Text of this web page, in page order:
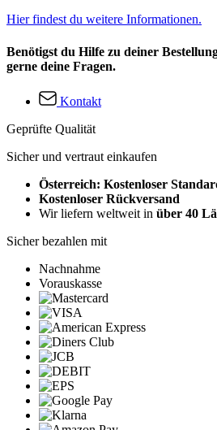
Hier findest du weitere Informationen.
Benötigst du Hilfe zu deiner
gerne deine Fragen.
Kontakt
Geprüfte Qualität
Sicher und vertraut einkaufen
Österreich: Kostenloser
Kostenloser Rückversand
Wir liefern weltweit in über 40
Sicher bezahlen mit
Nachnahme
Vorauskasse